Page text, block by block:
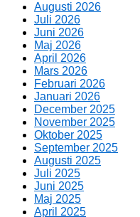
Augusti 2026
Juli 2026
Juni 2026
Maj 2026
April 2026
Mars 2026
Februari 2026
Januari 2026
December 2025
November 2025
Oktober 2025
September 2025
Augusti 2025
Juli 2025
Juni 2025
Maj 2025
April 2025